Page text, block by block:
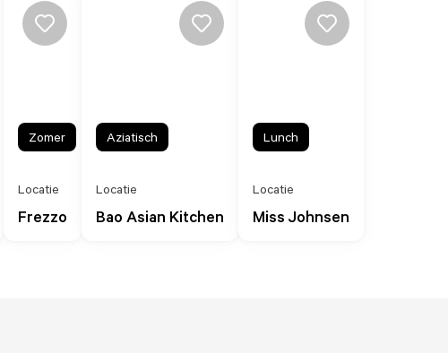
Frezzo
Locatie
Zomer
Bao Asian Kitchen
Locatie
Aziatisch
Miss Johnsen
Locatie
Lunch